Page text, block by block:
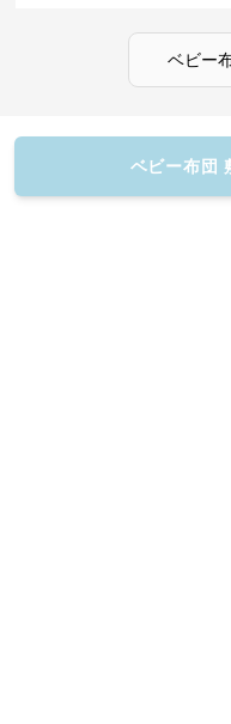
ベビー
ベビー布団